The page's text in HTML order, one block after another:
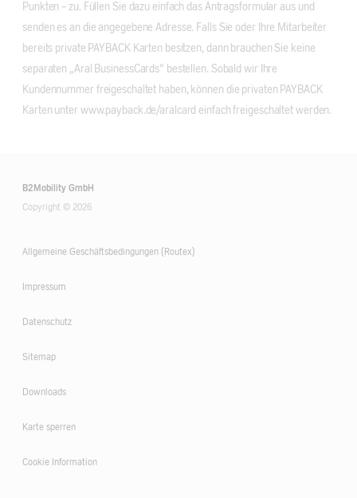
Punkten – zu. Füllen Sie dazu einfach das Antragsformular aus und
senden es an die angegebene Adresse. Falls Sie oder Ihre Mitarbeiter
bereits private PAYBACK Karten besitzen, dann brauchen Sie keine
separaten „Aral BusinessCards“ bestellen. Sobald wir Ihre
Kundennummer freigeschaltet haben, können die privaten PAYBACK
Karten unter www.payback.de/aralcard einfach freigeschaltet werden.
B2Mobility GmbH
Copyright © 2026
Allgemeine Geschäftsbedingungen (Routex)
Impressum
Datenschutz
Sitemap
Downloads
Karte sperren
Cookie Information